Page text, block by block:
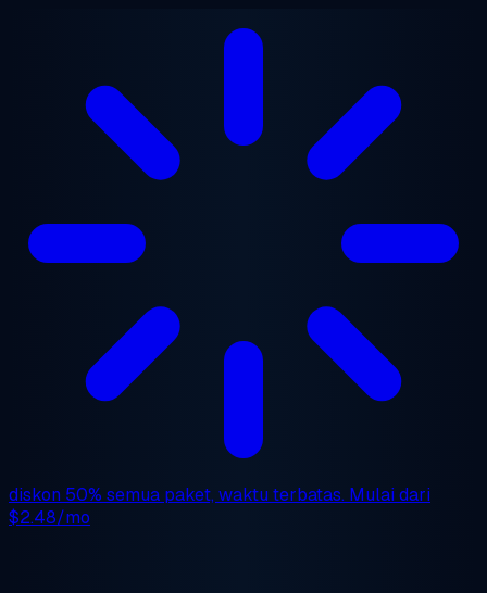
diskon 50% semua paket, waktu terbatas. Mulai dari
$2.48/mo